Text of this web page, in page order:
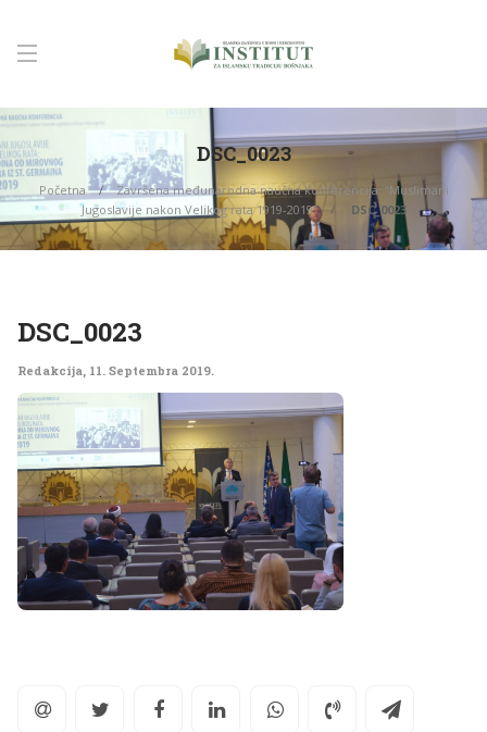
DSC_0023
Početna
Završena međunarodna naučna konferencija: “Muslimani
Jugoslavije nakon Velikog rata 1919-2019”
DSC_0023
DSC_0023
Redakcija, 11. Septembra 2019.